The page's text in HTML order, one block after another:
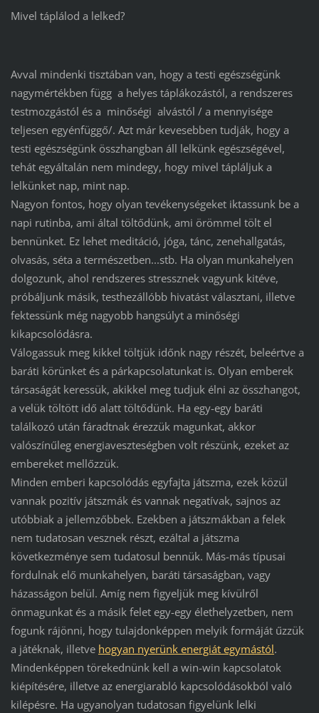
Mivel táplálod a lelked?
Avval mindenki tisztában van, hogy a testi egészségünk
nagymértékben függ a helyes táplákozástól, a rendszeres
testmozgástól és a minőségi alvástól / a mennyisége
teljesen egyénfüggő/. Azt már kevesebben tudják, hogy a
testi egészségünk összhangban áll lelkünk egészségével,
tehát egyáltalán nem mindegy, hogy mivel tápláljuk a
lelkünket nap, mint nap.
Nagyon fontos, hogy olyan tevékenységeket iktassunk be a
napi rutinba, ami által töltődünk, ami örömmel tölt el
bennünket. Ez lehet meditáció, jóga, tánc, zenehallgatás,
olvasás, séta a természetben...stb. Ha olyan munkahelyen
dolgozunk, ahol rendszeres stressznek vagyunk kitéve,
próbáljunk másik, testhezállóbb hivatást választani, illetve
fektessünk még nagyobb hangsúlyt a minőségi
kikapcsolódásra.
Válogassuk meg kikkel töltjük időnk nagy részét, beleértve a
baráti körünket és a párkapcsolatunkat is. Olyan emberek
társaságát keressük, akikkel meg tudjuk élni az összhangot,
a velük töltött idő alatt töltődünk. Ha egy-egy baráti
találkozó után fáradtnak érezzük magunkat, akkor
valószínűleg energiaveszteségben volt részünk, ezeket az
embereket mellőzzük.
Minden emberi kapcsolódás egyfajta játszma, ezek közül
vannak pozitív játszmák és vannak negatívak, sajnos az
utóbbiak a jellemzőbbek. Ezekben a játszmákban a felek
nem tudatosan vesznek részt, ezáltal a játszma
következménye sem tudatosul bennük. Más-más típusai
fordulnak elő munkahelyen, baráti társaságban, vagy
házasságon belül. Amíg nem figyeljük meg kívülről
önmagunkat és a másik felet egy-egy élethelyzetben, nem
fogunk rájönni, hogy tulajdonképpen melyik formáját űzzük
a játéknak, illetve hogyan nyerünk energiát egymástól.
Mindenképpen törekednünk kell a win-win kapcsolatok
kiépítésére, illetve az energiarabló kapcsolódásokból való
kilépésre. Ha ugyanolyan tudatosan figyelünk lelki